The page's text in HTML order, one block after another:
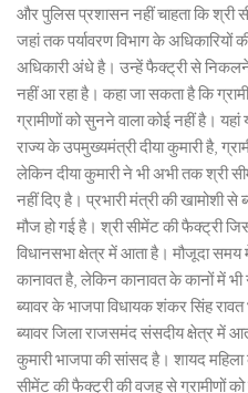
और पुलिस प्रशासन नहीं चाहता कि श्री
जहां तक पर्यावरण विभाग के अधिकारियों
अधिकारी अंधे है। उन्हें फैक्ट्री से
नहीं आ रहा है। कहा जा सकता है कि
ग्रामीणों को सुनने वाला कोई नहीं है।
राज्य के उपमुख्यमंत्री दीया कुमारी है,
लेकिन दीया कुमारी ने भी अभी तक श्री
नहीं दिए है। प्रभारी मंत्री की खामोशी
मौज हो गई है। श्री सीमेंट की फैक्ट्री
विधानसभा क्षेत्र में आता है। मौजूदा समय
कानावत है, लेकिन कानावत के कानों में भी
ब्यावर के भाजपा विधायक शंकर सिंह
ब्यावर जिला राजसमंद संसदीय क्षेत्र में
कुमारी भाजपा की सांसद है। शायद महिला
सीमेंट की फैक्ट्री की वजह से ग्रामीणों को